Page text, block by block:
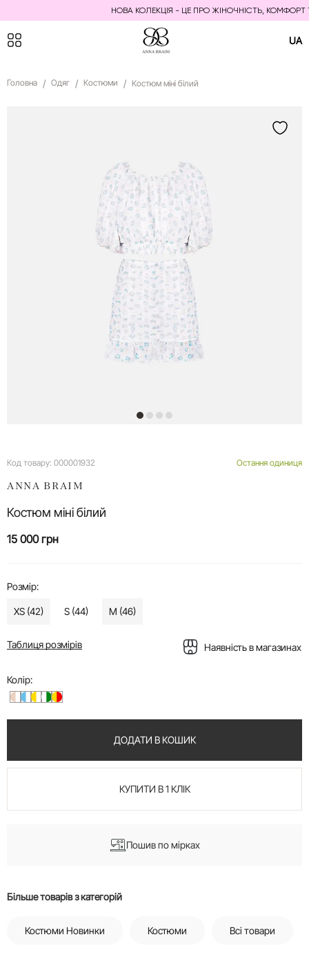
НОВА КОЛЕКЦІЯ - ЦЕ ПРО ЖІНОЧНІСТЬ, КОМФОРТ
UA
Головна Одяг Костюми Костюм міні білий
Код товару: 000001932 Остання одиниця
ANNA BRAIM
Костюм міні білий
15 000 грн
Розмір:
XS (42) S (44) M (46)
Таблиця розмірів Наявність в магазинах
Колір:
ДОДАТИ В КОШИК
КУПИТИ В 1 КЛІК
Пошив по мірках
Більше товарів з категорій
Костюми Новинки Костюми Всі товари